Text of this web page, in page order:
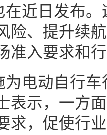
近日发布。
险、提升续
准入要求和
为电动自行
表示，一方
求，促使行